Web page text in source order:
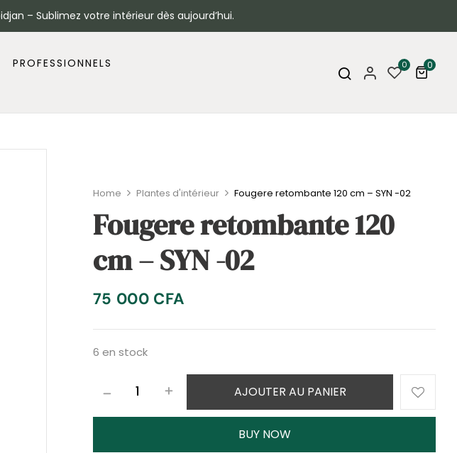
– Sublimez votre intérieur dès aujourd’hui.
PROFESSIONNELS
0 0
Home Plantes d'intérieur Fougere retombante 120 cm – SYN -02
Fougere retombante 120
cm – SYN -02
75 000 CFA
6 en stock
AJOUTER AU PANIER
BUY NOW